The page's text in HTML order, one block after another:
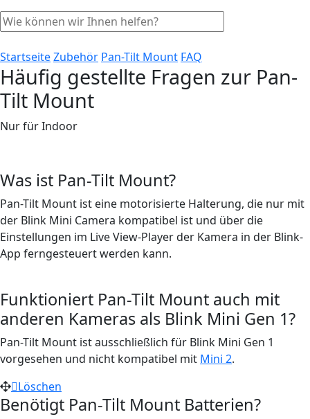
StartseiteZubehör Pan-Tilt Mount FAQ
Häufig gestellte Fragen zur Pan-
Tilt Mount
Nur für Indoor
Was ist Pan-Tilt Mount?
Pan-Tilt Mount ist eine motorisierte Halterung, die nur mit
der Blink Mini Camera kompatibel ist und über die
Einstellungen im Live View-Player der Kamera in der Blink-
App ferngesteuert werden kann.
Funktioniert Pan-Tilt Mount auch mit
anderen Kameras als Blink Mini Gen 1?
Pan-Tilt Mount ist ausschließlich für Blink Mini Gen 1
vorgesehen und nicht kompatibel mit Mini 2.
Löschen
Benötigt Pan-Tilt Mount Batterien?